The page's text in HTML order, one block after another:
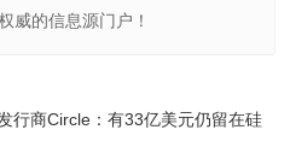
威的信息源门户！
行商Circle：有33亿美元仍留在硅